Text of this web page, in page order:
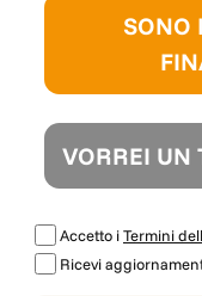
SONO
VORREI UN
Accetto iTermini
Ricevi